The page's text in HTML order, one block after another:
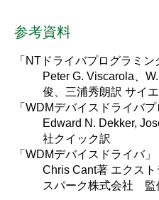
参考資料
「NTドライバプログラミン
Peter G. Viscarola、
俊、三浦秀朗訳 サイ
「WDMデバイスドライバ
Edward N. Dekker,
社クイック訳
「WDMデバイスドライバ」
Chris Cant著 エクス
スパーク株式会社 監